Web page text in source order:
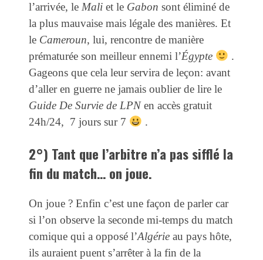
l’arrivée, le Mali et le Gabon sont éliminé de
la plus mauvaise mais légale des manières. Et
le Cameroun, lui, rencontre de manière
prématurée son meilleur ennemi l’Égypte
.
Gageons que cela leur servira de leçon: avant
d’aller en guerre ne jamais oublier de lire le
Guide De Survie de LPNen accès gratuit
24h/24, 7 jours sur 7
.
2°) Tant que l’arbitre n’a pas sifflé la
fin du match… on joue.
On joue ? Enfin c’est une façon de parler car
si l’on observe la seconde mi-temps du match
comique qui a opposé l’Algérie au pays hôte,
ils auraient puent s’arrêter à la fin de la